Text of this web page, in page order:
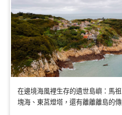
在邊境海風裡生存的遺世島嶼：馬
塊海、東莒燈塔，還有離離離島的